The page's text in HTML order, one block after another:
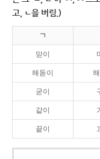
고, ㄴ을 버림.)
ㄱ
맏이
해돋이
굳이
같이
끝이